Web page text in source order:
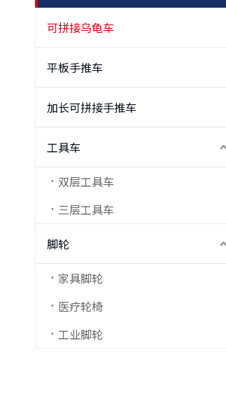
可拼接乌龟车
平板手推车
加长可拼接手推车
工具车
双层工具车
三层工具车
脚轮
家具脚轮
医疗轮椅
工业脚轮